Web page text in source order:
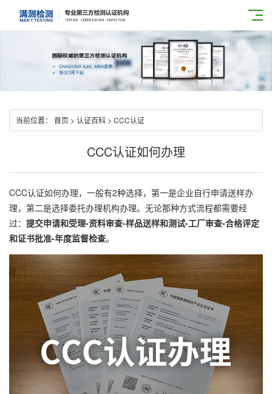
当前位置： 首页 > 认证百科 > CCC认证
CCC认证如何办理
CCC认证如何办理，一般有2种选择，第一是企业自行申请送样办
理，第二是选择委托办理机构办理。无论那种方式流程都需要经
过： 提交申请和受理-资料审查-样品送样和测试-工厂审查-合格评定
和证书批准-年度监督检查。